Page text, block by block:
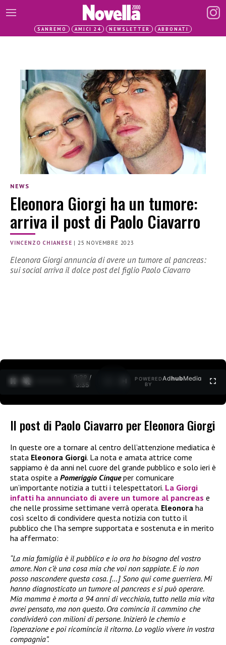
SANREMO AMICI 24 NEWSLETTER ABBONATI
NEWS
Eleonora Giorgi ha un tumore:
arriva il post di Paolo Ciavarro
VINCENZO CHIANESE |25 NOVEMBRE 2023
Eleonora Giorgi annuncia di avere un tumore al pancreas:
sui social arriva il dolce post del figlio Paolo Ciavarro
0:30 /
3:35
POWERED
BY
AdhubMedia
Il post di Paolo Ciavarro per Eleonora Giorgi
In queste ore a tornare al centro dell’attenzione mediatica è
stata Eleonora Giorgi. La nota e amata attrice come
sappiamo è da anni nel cuore del grande pubblico e solo ieri è
stata ospite a Pomeriggio Cinqueper comunicare
un’importante notizia a tutti i telespettatori. La Giorgi
infatti ha annunciato di avere un tumore al pancreas e
che nelle prossime settimane verrà operata. Eleonora ha
così scelto di condividere questa notizia con tutto il
pubblico che l’ha sempre supportata e sostenuta e in merito
ha affermato:
“La mia famiglia è il pubblico e io ora ho bisogno del vostro
amore. Non c’è una cosa mia che voi non sappiate. E io non
posso nascondere questa cosa. […] Sono qui come guerriera. Mi
hanno diagnosticato un tumore al pancreas e si può operare.
Mia mamma è morta a 94 anni di vecchiaia, tutto nella mia vita
avrei pensato, ma non questo. Ora comincia il cammino che
condividerò con milioni di persone. Inizierò le chemio e
l’operazione e poi ricomincia il ritorno. Lo voglio vivere in vostra
compagnia”.